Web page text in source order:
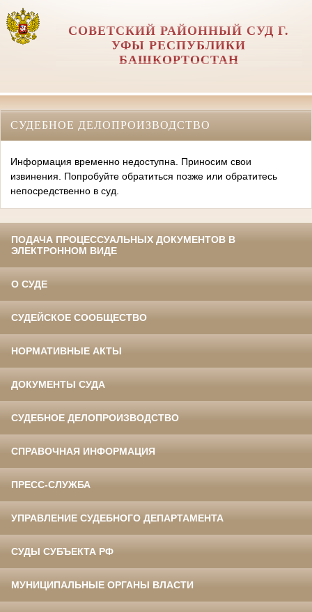
СОВЕТСКИЙ РАЙОННЫЙ СУД Г.
УФЫ РЕСПУБЛИКИ
БАШКОРТОСТАН
СУДЕБНОЕ ДЕЛОПРОИЗВОДСТВО
Информация временно недоступна. Приносим свои
извинения. Попробуйте обратиться позже или обратитесь
непосредственно в суд.
ПОДАЧА ПРОЦЕССУАЛЬНЫХ ДОКУМЕНТОВ В
ЭЛЕКТРОННОМ ВИДЕ
О СУДЕ
СУДЕЙСКОЕ СООБЩЕСТВО
НОРМАТИВНЫЕ АКТЫ
ДОКУМЕНТЫ СУДА
СУДЕБНОЕ ДЕЛОПРОИЗВОДСТВО
СПРАВОЧНАЯ ИНФОРМАЦИЯ
ПРЕСС-СЛУЖБА
УПРАВЛЕНИЕ СУДЕБНОГО ДЕПАРТАМЕНТА
СУДЫ СУБЪЕКТА РФ
МУНИЦИПАЛЬНЫЕ ОРГАНЫ ВЛАСТИ